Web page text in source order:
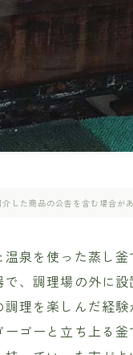
した商品の公告を含む場合が
泉を使った蒸し釜
、調理場の外に設
調理を楽しんだ経験
ゴーと立ち上る釜